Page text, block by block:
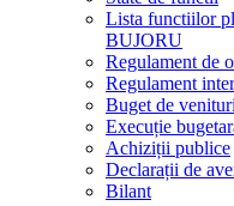
Lista functiilor
BUJORU
Regulament de
Regulament
Buget de
Execuție
Achiziții publice
Declarații de
Bilant